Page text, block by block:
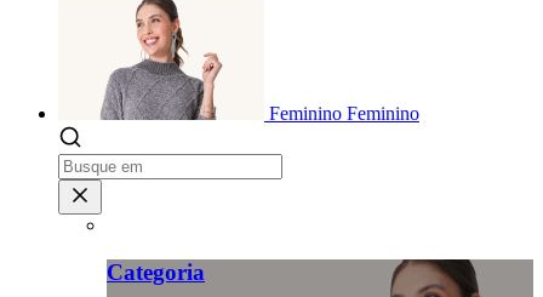
Feminino Feminino
Categoria